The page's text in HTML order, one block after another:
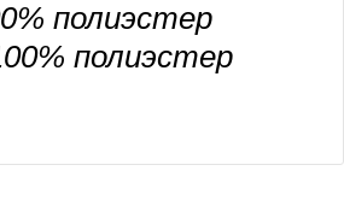
полиэстер
полиэстер